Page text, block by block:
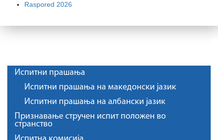
Raspored 2026
Испитни прашања
Испитни прашања на македонски јазик
Испитни прашања на албански јазик
Признавање стручен испит положен во
странство